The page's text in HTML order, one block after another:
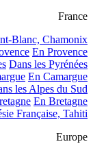
France
Blanc, Chamonix
En Provence
Dans les Pyrénées
En Camargue
les Alpes du Sud
En Bretagne
Française, Tahiti
Europe